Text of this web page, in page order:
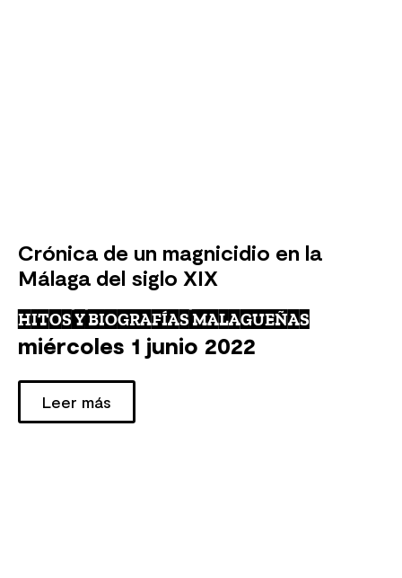
Crónica de un magnicidio en la
Málaga del siglo XIX
HITOS Y BIOGRAFÍAS MALAGUEÑAS
miércoles 1 junio 2022
Leer más